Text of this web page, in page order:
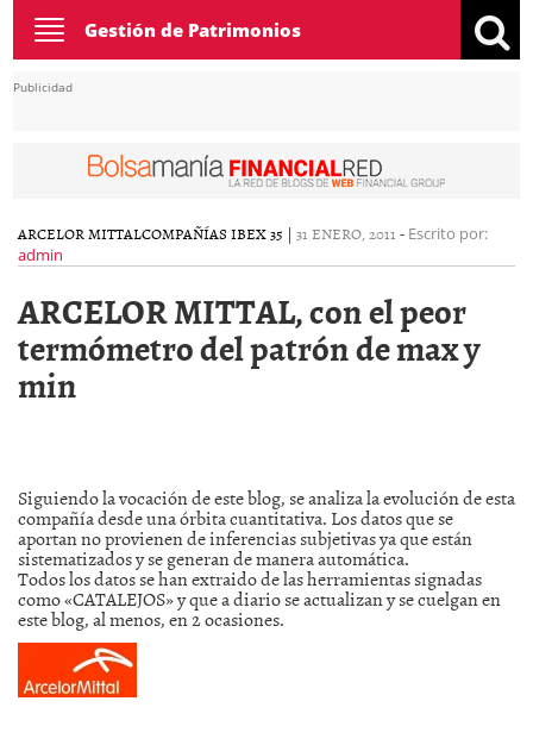
Toggle
navigation
Gestión de Patrimonios
Publicidad
ARCELOR MITTALCOMPAÑÍAS IBEX 35 | 31 ENERO, 2011 - Escrito por:
admin
ARCELOR MITTAL, con el peor
termómetro del patrón de max y
min
Siguiendo la vocación de este blog, se analiza la evolución de esta
compañía desde una órbita cuantitativa. Los datos que se
aportan no provienen de inferencias subjetivas ya que están
sistematizados y se generan de manera automática.
Todos los datos se han extraido de las herramientas signadas
como «CATALEJOS» y que a diario se actualizan y se cuelgan en
este blog, al menos, en 2 ocasiones.